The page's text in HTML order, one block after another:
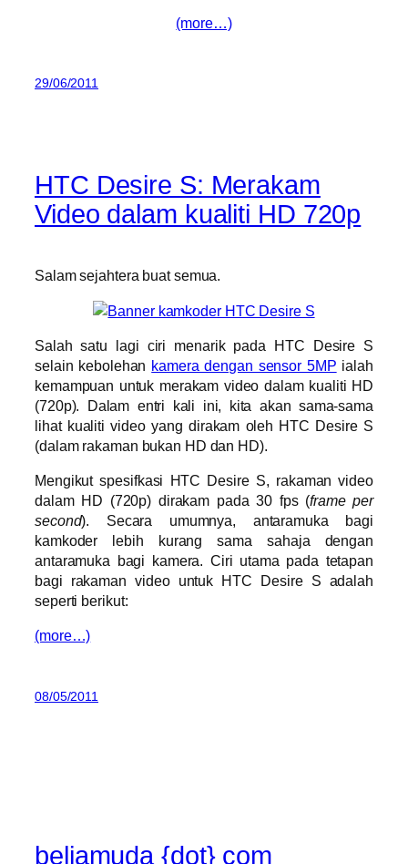
(more…)
29/06/2011
HTC Desire S: Merakam
Video dalam kualiti HD 720p
Salam sejahtera buat semua.
Salah satu lagi ciri menarik pada HTC Desire S
selain kebolehan kamera dengan sensor 5MP ialah
kemampuan untuk merakam video dalam kualiti HD
(720p). Dalam entri kali ini, kita akan sama-sama
lihat kualiti video yang dirakam oleh HTC Desire S
(dalam rakaman bukan HD dan HD).
Mengikut spesifkasi HTC Desire S, rakaman video
dalam HD (720p) dirakam pada 30 fps (frame per
second). Secara umumnya, antaramuka bagi
kamkoder lebih kurang sama sahaja dengan
antaramuka bagi kamera. Ciri utama pada tetapan
bagi rakaman video untuk HTC Desire S adalah
seperti berikut:
(more…)
08/05/2011
beliamuda {dot} com